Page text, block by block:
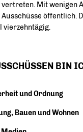
Mit wenigen
öffentlich.
vierzehntägig.
BIN
und Ordnung
Bauen und Wohnen